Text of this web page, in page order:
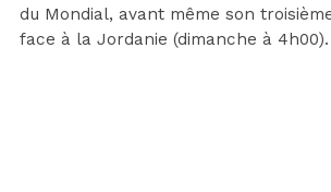
du Mondial, avant même son
face à la Jordanie (dimanche à 4h00).